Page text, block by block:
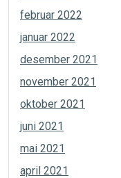
februar 2022
januar 2022
desember 2021
november 2021
oktober 2021
juni 2021
mai 2021
april 2021